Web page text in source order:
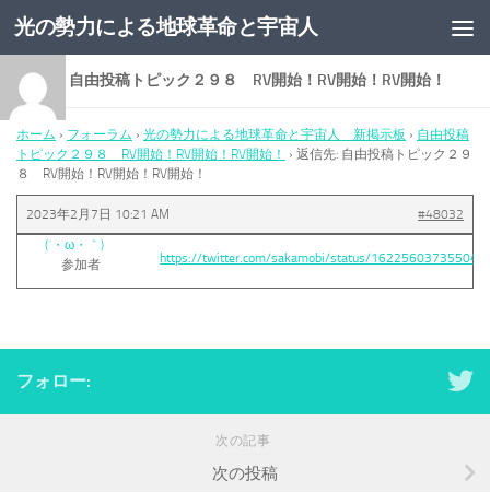
コンテンツへスキップ
光の勢力による地球革命と宇宙人
返信先: 自由投稿トピック２９８ RV開始！RV開始！RV開始！
ホーム › フォーラム › 光の勢力による地球革命と宇宙人 新掲示板 › 自由投稿
トピック２９８ RV開始！RV開始！RV開始！
› 返信先: 自由投稿トピック２９
８ RV開始！RV開始！RV開始！
2023年2月7日 10:21 AM
#48032
(´・ω・｀)
参加者
https://twitter.com/sakamobi/status/
フォロー:
次の記事
次の投稿